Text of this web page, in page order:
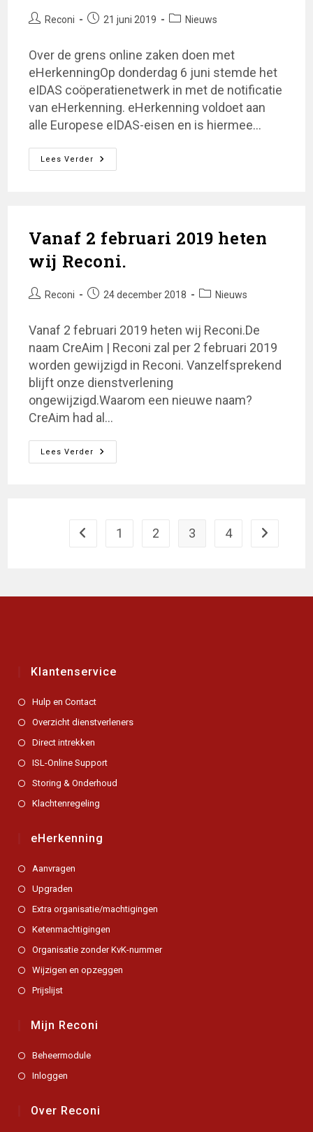
BerichtReconi
Bericht21 juni 2019 Berichtcategorie:
Nieuws
Over de grens online zaken doen met
eHerkenningOp donderdag 6 juni stemde het
eIDAS coöperatienetwerk in met de notificatie
van eHerkenning. eHerkenning voldoet aan
alle Europese eIDAS-eisen en is hiermee…
Lees Verder
Bericht
Notificatie
Vanaf 2 februari 2019 heten
wij Reconi.
BerichtReconi
Bericht
op:
24 december 2018 Berichtcategorie:
Nieuws
Vanaf 2 februari 2019 heten wij Reconi.De
naam CreAim | Reconi zal per 2 februari 2019
worden gewijzigd in Reconi. Vanzelfsprekend
blijft onze dienstverlening
ongewijzigd.Waarom een nieuwe naam?
CreAim had al…
Lees Verder
Vanaf
2
Naar vorige pagina
1 2 3 4 Naar
Klantenservice
Hulp en Contact
Overzicht dienstverleners
Direct intrekken
ISL-Online Support
Storing & Onderhoud
Klachtenregeling
eHerkenning
Aanvragen
Upgraden
Extra organisatie/machtigingen
Ketenmachtigingen
Organisatie zonder KvK-nummer
Wijzigen en opzeggen
Prijslijst
Mijn Reconi
Beheermodule
Inloggen
Over Reconi